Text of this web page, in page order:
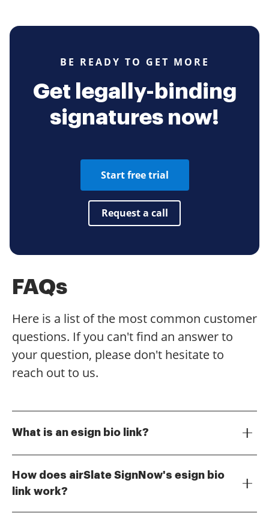
BE READY TO GET MORE
Get legally-binding
signatures now!
Start free trial
Request a call
FAQs
Here is a list of the most common customer
questions. If you can't find an answer to
your question, please don't hesitate to
reach out to us.
What is an esign bio link?
airSlate SignNow, you can create a personalized esign
bio link to streamline the signing process for your
How does airSlate SignNow's esign bio
link work?